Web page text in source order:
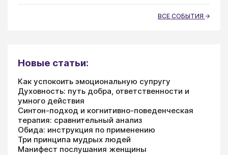
ВСЕ СОБЫТИЯ
Новые статьи:
Как успокоить эмоциональную супругу
Духовность: путь добра, ответственности и
умного действия
Синтон-подход и когнитивно-поведенческая
терапия: сравнительный анализ
Обида: инструкция по применению
Три принципа мудрых людей
Манифест послушания женщины